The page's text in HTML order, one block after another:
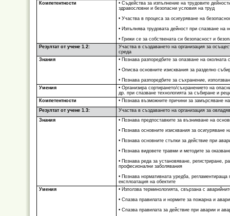
Компетентности
• Съдейства за изпълнение на трудовите
здравословни и безопасни условия на труд
• Участва в процеса за осигуряване на
• Изпълнява трудовата дейност при спазване на
• Грижи се за собствената си безопасност и
Резултат от учене 1.2:
Участва в създаването на организация за
среда
Знания
• Познава разпоредбите за опазване на околната
• Описва основните изисквания за разделно
• Познава разпоредбите за съхранение,
Умения
• Организира сортирането/съхранението на
др. при спазване технологията за събиране и
Компетентности
• Познава възможните причини за замърсяване
Резултат от учене 1.3:
Участва в създаването на организация за
Знания
• Познава предпоставките за възникване на
• Познава основните изисквания за осигуряване
• Познава основните стъпки за действие при
• Познава видовете травми и методите за
• Познава реда за установяване, регистриране,
професионални заболявания
• Познава нормативната уредба,
експлоатация на обектите
Умения
• Използва терминологията, свързана с
• Спазва правилата и нормите за пожарна и
• Спазва правилата за действие при аварии и